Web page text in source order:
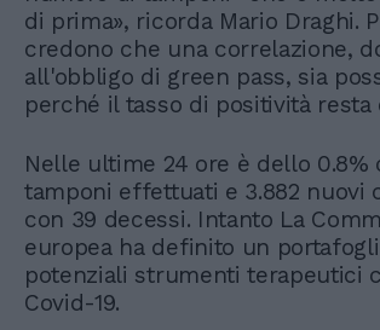
di prima», ricorda Mario Draghi.
credono che una correlazione,
all'obbligo di green pass, sia
perché il tasso di positività resta
Nelle ultime 24 ore è dello 0.8%
tamponi effettuati e 3.882 nuovi
con 39 decessi. Intanto La
europea ha definito un
potenziali strumenti terapeutici
Covid-19.